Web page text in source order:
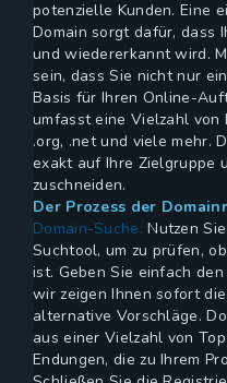
potenzielle Kunden. Eine
Domain sorgt dafür, dass
und wiedererkannt wird.
sein, dass Sie nicht nur
Basis für Ihren Online-
umfasst eine Vielzahl von
.org, .net und viele mehr.
exakt auf Ihre Zielgruppe
zuschneiden.
Der Prozess der
Domain-Suche: Nutzen
Suchtool, um zu prüfen,
ist. Geben Sie einfach
wir zeigen Ihnen sofort
alternative Vorschläge.
aus einer Vielzahl von
Endungen, die zu Ihrem